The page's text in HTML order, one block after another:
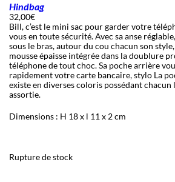
Hindbag
32,00€
Bill, c’est le mini sac pour garder votre
vous en toute sécurité. Avec sa anse
sous le bras, autour du cou chacun son style,
mousse épaisse intégrée dans la doublure
téléphone de tout choc. Sa poche arrière
rapidement votre carte bancaire, stylo La
existe en diverses coloris possédant
assortie.
Dimensions : H 18 x l 11 x 2 cm
Rupture de stock